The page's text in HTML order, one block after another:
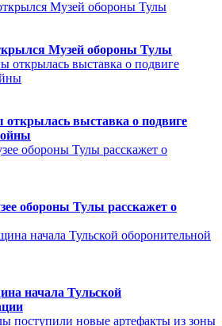
Музей обороны Тулы
выставка о подвиге
обороны Тулы расскажет о
начала Тульской